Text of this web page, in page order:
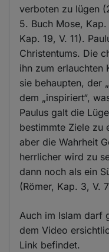
verboten zu lügen
5. Buch Mose,
Kap. 19, V. 11).
Christentums. Die
ihn zum erlauchten
sie behaupten, der
dem „inspiriert“,
Paulus galt die
bestimmte Ziele zu
aber die Wahrheit
herrlicher wird zu
dann noch als ein
(Römer, Kap. 3, V.
Auch im Islam darf
dem Video
Link befindet.